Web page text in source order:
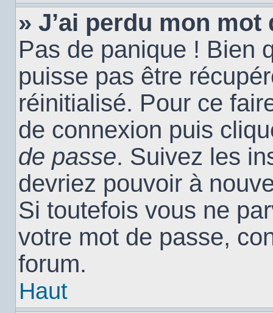
» J’ai perdu mon mot
Pas de panique ! Bien
puisse pas être
réinitialisé. Pour ce
de connexion puis
de passe. Suivez les
devriez pouvoir à
Si toutefois vous ne
votre mot de passe,
forum.
Haut